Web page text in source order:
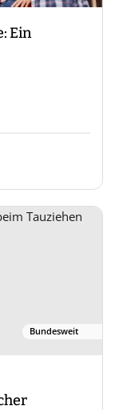
Ein
Bundesweit